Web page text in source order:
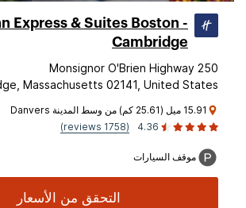
Express & Suites Boston -
Cambridge
250 Monsignor O'Brien Highway
Massachusetts 02141, United States
15.91 ميل (25.61 كم) من وسط المدينة Danvers
4.36
(1758 reviews)
موقف السيارات
التحقق من الأسعار